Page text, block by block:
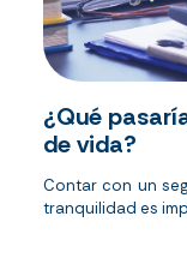
¿Qué
de vida?
Contar con un
tranquilidad es